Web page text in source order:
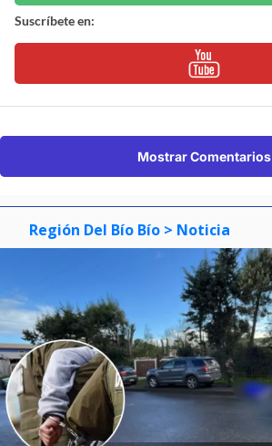
Suscríbete en:
Mostrar Comentarios
Región Del Bío Bío > Noticia